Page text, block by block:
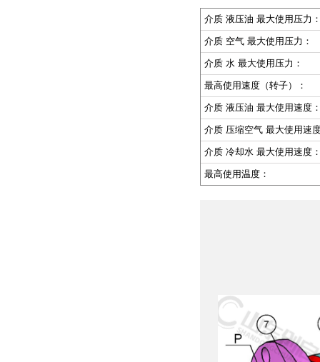
介质 液压油 最大使用压力
介质 空气 最大使用压力：
介质 水 最大使用压力：
最高使用速度（转子）：
介质 液压油 最大使用速度
介质 压缩空气 最大使用速
介质 冷却水 最大使用速度
最高使用温度：